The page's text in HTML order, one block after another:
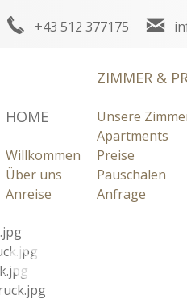
+43 512 377175
HOME
Willkommen
Über uns
Anreise
ZIMMER &
Unsere
Apartments
Preise
Pauschalen
Anfrage